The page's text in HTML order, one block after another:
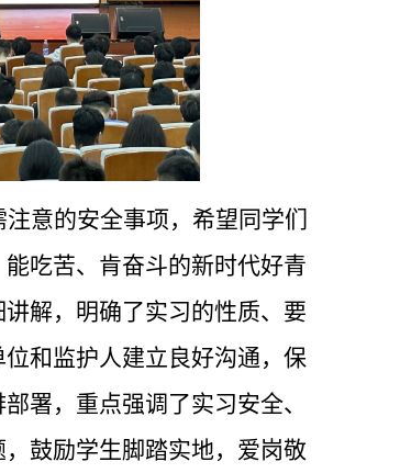
意的安全事项，希望同学们
吃苦、肯奋斗的新时代好青
解，明确了实习的性质、要
和监护人建立良好沟通，保
署，重点强调了实习安全、
鼓励学生脚踏实地，爱岗敬